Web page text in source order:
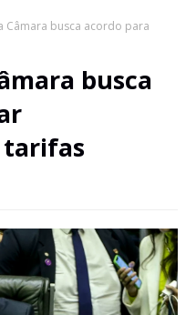
Câmara busca acordo para
busca
tarifas